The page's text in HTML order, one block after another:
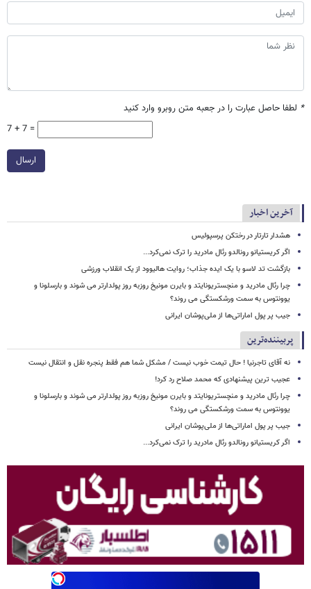
* لطفا حاصل عبارت را در جعبه متن روبرو وارد کنید
7 + 7 =
ارسال
آخرین اخبار
هشدار تارتار در رختکن پرسپولیس
اگر کریستیانو رونالدو رئال مادرید را ترک نمی‌کرد...
بازگشت تد لاسو با یک ایده جذاب؛ روایت هالیوود از یک انقلاب ورزشی
چرا رئال مادرید و منچستریونایتد و بایرن مونیخ روزبه روز پولدارتر می شوند و بارسلونا و
یوونتوس به سمت ورشکستگی می روند؟
جیب پر پول اماراتی‌ها از ملی‌پوشان ایرانی
پربیننده‌ترین
نه آقای تاجرنیا ! حال تیمت خوب نیست / مشکل شما هم فقط پنجره نقل و انتقال نیست
عجیب ترین پیشنهادی که محمد صلاح رد کرد!
چرا رئال مادرید و منچستریونایتد و بایرن مونیخ روزبه روز پولدارتر می شوند و بارسلونا و
یوونتوس به سمت ورشکستگی می روند؟
جیب پر پول اماراتی‌ها از ملی‌پوشان ایرانی
اگر کریستیانو رونالدو رئال مادرید را ترک نمی‌کرد...